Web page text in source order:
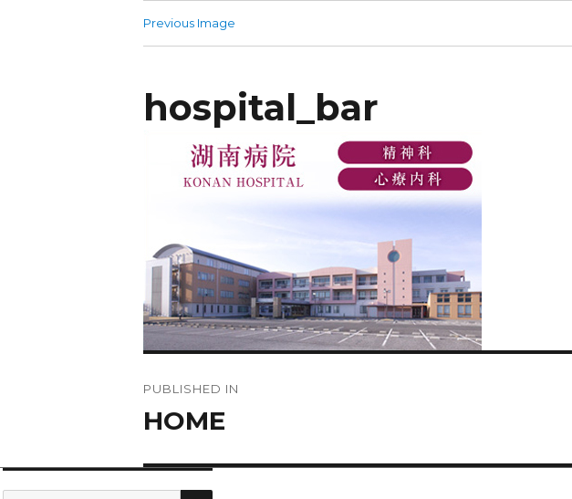
Previous Image
hospital_bar
PUBLISHED IN
HOME